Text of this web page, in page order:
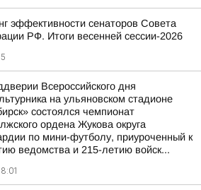
эффективности сенаторов Совета
РФ. Итоги весенней сессии-2026
Всероссийского дня
на ульяновском стадионе
состоялся чемпионат
ордена Жукова округа
по мини-футболу, приуроченный к
ведомства и 215-летию войск...